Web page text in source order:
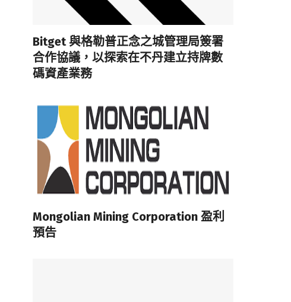
Bitget 與格勒普正念之城管理局簽署
合作協議，以探索在不丹建立持牌數
碼資產業務
Mongolian Mining Corporation 盈利
預告